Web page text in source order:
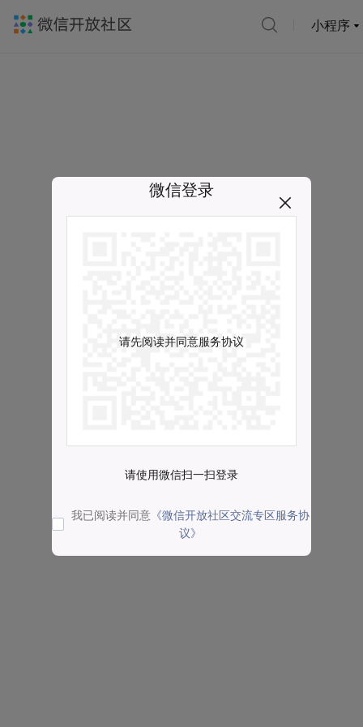
小程序
微信登录
请先阅读并同意服务协议
请使用微信扫一扫登录
我已阅读并同意 《微信开放社区交流专区服务协
议》